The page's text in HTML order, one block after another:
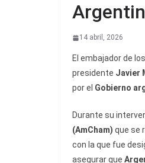
14 abril, 2026
El embajador de los
presidente Javier
por el Gobierno
Durante su
(AmCham) que se
con la que fue
asegurar que